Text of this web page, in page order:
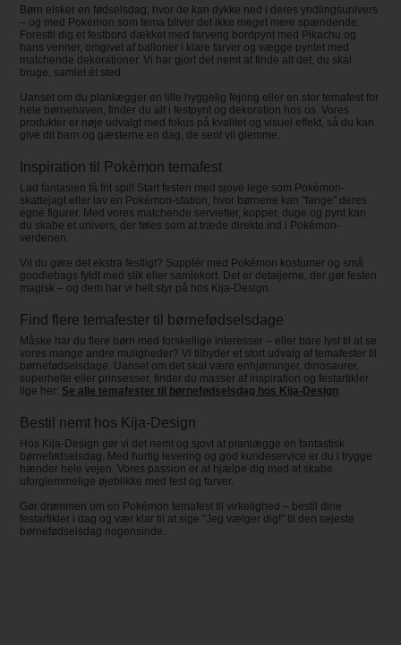
Børn elsker en fødselsdag, hvor de kan dykke ned i deres yndlingsunivers
– og med Pokémon som tema bliver det ikke meget mere spændende.
Forestil dig et festbord dækket med farverig bordpynt med Pikachu og
hans venner, omgivet af balloner i klare farver og vægge pyntet med
matchende dekorationer. Vi har gjort det nemt at finde alt det, du skal
bruge, samlet ét sted.
Uanset om du planlægger en lille hyggelig fejring eller en stor temafest for
hele børnehaven, finder du alt i festpynt og dekoration hos os. Vores
produkter er nøje udvalgt med fokus på kvalitet og visuel effekt, så du kan
give dit barn og gæsterne en dag, de sent vil glemme.
Inspiration til Pokèmon temafest
Lad fantasien få frit spil! Start festen med sjove lege som Pokémon-
skattejagt eller lav en Pokémon-station, hvor børnene kan "fange" deres
egne figurer. Med vores matchende servietter, kopper, duge og pynt kan
du skabe et univers, der føles som at træde direkte ind i Pokémon-
verdenen.
Vil du gøre det ekstra festligt? Supplér med Pokémon kostumer og små
goodiebags fyldt med slik eller samlekort. Det er detaljerne, der gør festen
magisk – og dem har vi helt styr på hos Kija-Design.
Find flere temafester til børnefødselsdage
Måske har du flere børn med forskellige interesser – eller bare lyst til at se
vores mange andre muligheder? Vi tilbyder et stort udvalg af temafester til
børnefødselsdage. Uanset om det skal være enhjørninger, dinosaurer,
superhelte eller prinsesser, finder du masser af inspiration og festartikler
lige her: Se alle temafester til børnefødselsdag hos Kija-Design.
Bestil nemt hos Kija-Design
Hos Kija-Design gør vi det nemt og sjovt at planlægge en fantastisk
børnefødselsdag. Med hurtig levering og god kundeservice er du i trygge
hænder hele vejen. Vores passion er at hjælpe dig med at skabe
uforglemmelige øjeblikke med fest og farver.
Gør drømmen om en Pokémon temafest til virkelighed – bestil dine
festartikler i dag og vær klar til at sige "Jeg vælger dig!" til den sejeste
børnefødselsdag nogensinde.